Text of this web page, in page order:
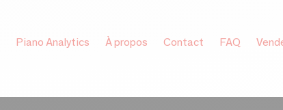
Piano Analytics À propos Contact FAQ